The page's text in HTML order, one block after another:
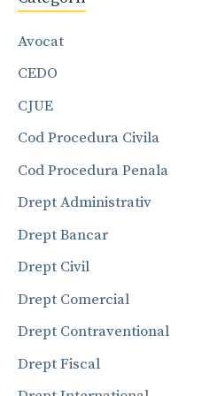
Avocat
CEDO
CJUE
Cod Procedura Civila
Cod Procedura Penala
Drept Administrativ
Drept Bancar
Drept Civil
Drept Comercial
Drept Contraventional
Drept Fiscal